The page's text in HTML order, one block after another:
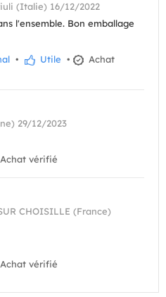
(Italie) 16/12/2022
l'ensemble. Bon emballage
• Utile •
Achat
29/12/2023
Achat vérifié
CHOISILLE (France)
Achat vérifié